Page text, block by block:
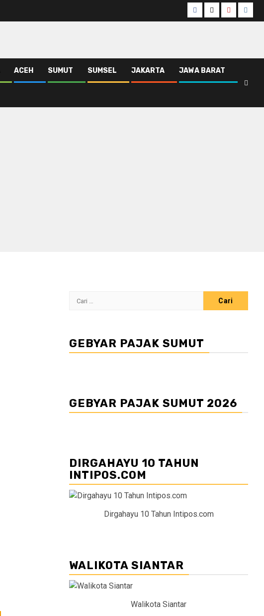
Facebook
TwitterYoutube
ACEH SUMUT SUMSEL JAKARTA JAWA BARAT
Cari
GEBYAR PAJAK SUMUT
GEBYAR PAJAK SUMUT 2026
DIRGAHAYU 10 TAHUN
INTIPOS.COM
Dirgahayu 10 Tahun Intipos.com
WALIKOTA SIANTAR
Walikota Siantar